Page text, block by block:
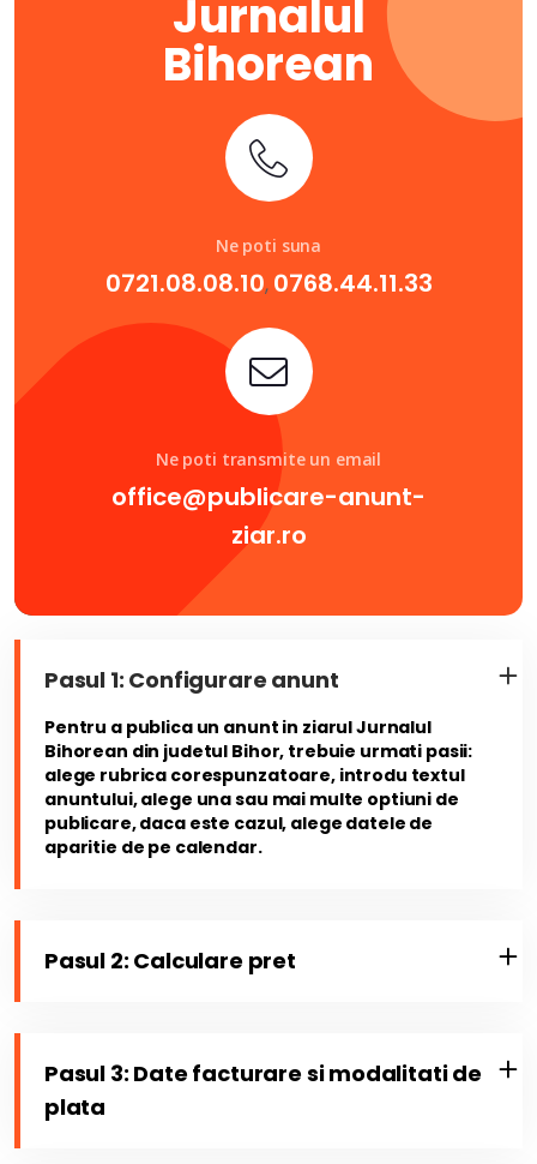
Jurnalul
Bihorean
Ne poti suna
0721.08.08.10, 0768.44.11.33
Ne poti transmite un email
office@publicare-anunt-
ziar.ro
Pasul 1: Configurare anunt
Pentru a publica un anunt in ziarul Jurnalul
Bihorean din judetul Bihor, trebuie urmati pasii:
alege rubrica corespunzatoare, introdu textul
anuntului, alege una sau mai multe optiuni de
publicare, daca este cazul, alege datele de
aparitie de pe calendar.
Pasul 2: Calculare pret
Pasul 3: Date facturare si modalitati de
plata